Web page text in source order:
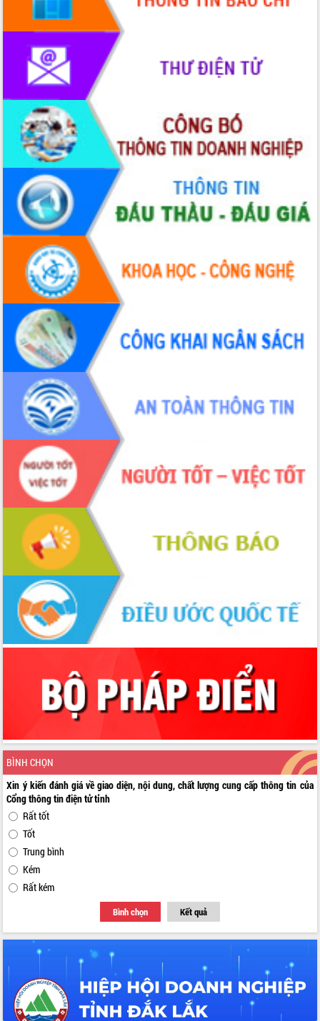
BÌNH CHỌN
Xin ý kiến đánh giá về giao diện, nội dung, chất lượng cung cấp thông tin của
Cổng thông tin điện tử tỉnh
Rất tốt
Tốt
Trung bình
Kém
Rất kém
Bình chọn Kết quả